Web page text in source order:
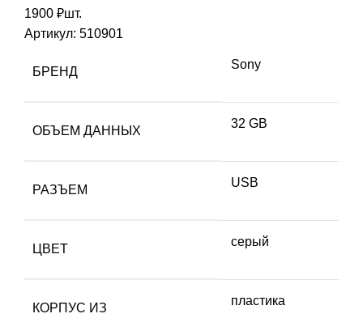
1900 ₽шт.
Артикул: 510901
БРЕНД
Sony
ОБЪЕМ ДАННЫХ
32 GB
РАЗЪЕМ
USB
ЦВЕТ
серый
КОРПУС ИЗ
пластика